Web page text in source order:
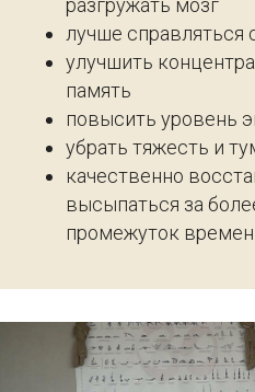
разгружать мозг
лучше справляться
улучшить
память
повысить уровень
убрать тяжесть и
качественно
высыпаться за
промежуток